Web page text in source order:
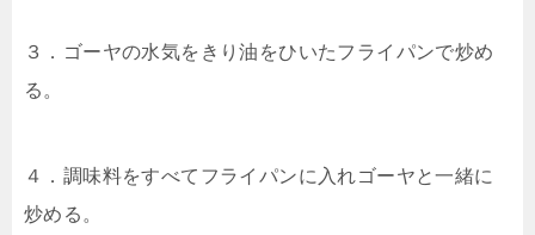
３．ゴーヤの水気をきり油をひいたフライパンで炒め
る。
４．調味料をすべてフライパンに入れゴーヤと一緒に
炒める。